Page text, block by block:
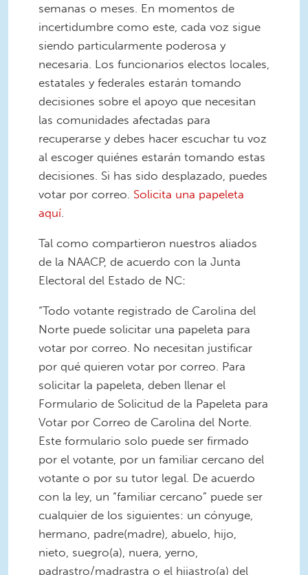
semanas o meses. En momentos de
incertidumbre como este, cada voz sigue
siendo particularmente poderosa y
necesaria. Los funcionarios electos locales,
estatales y federales estarán tomando
decisiones sobre el apoyo que necesitan
las comunidades afectadas para
recuperarse y debes hacer escuchar tu voz
al escoger quiénes estarán tomando estas
decisiones. Si has sido desplazado, puedes
votar por correo. Solicita una papeleta
aquí
Tal como compartieron nuestros aliados
de la NAACP, de acuerdo con la Junta
Electoral del Estado de NC:
“Todo votante registrado de Carolina del
Norte puede solicitar una papeleta para
votar por correo. No necesitan justificar
por qué quieren votar por correo. Para
solicitar la papeleta, deben llenar el
Formulario de Solicitud de la Papeleta para
Votar por Correo de Carolina del Norte.
Este formulario solo puede ser firmado
por el votante, por un familiar cercano del
votante o por su tutor legal. De acuerdo
con la ley, un “familiar cercano” puede ser
cualquier de los siguientes: un cónyuge,
hermano, padre(madre), abuelo, hijo,
nieto, suegro(a), nuera, yerno,
padrastro/madrastra o el hijastro(a) del